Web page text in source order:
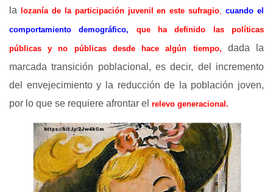
la
lozanía de la participación juvenil en este sufragio, cuando el
comportamiento demográfico, que ha definido las políticas
públicas y no públicas desde hace algún tiempo,
dada la
marcada transición poblacional, es decir, del incremento
del envejecimiento y la reducción de la población joven,
por lo que se requiere afrontar el relevo generacional.